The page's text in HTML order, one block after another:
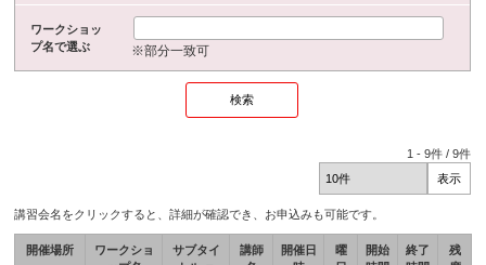
ワークショッ
プ名で選ぶ
※部分一致可
1 -9件 /9件
講習会名をクリックすると、詳細が確認でき、お申込みも可能です。
開催場所
ワークショ
サブタイ
講師
開催日
曜
開始
終了
残